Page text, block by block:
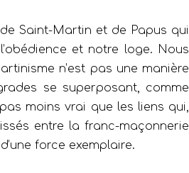
Saint-Martin et de Papus qui
et notre loge. Nous
n’est pas une manière
se superposant, comme
moins vrai que les liens qui,
entre la franc-maçonnerie
force exemplaire.